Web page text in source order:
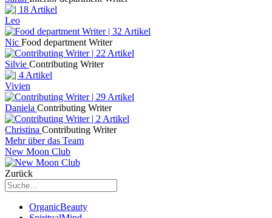
Leo
Nic Food department Writer
Silvie Contributing Writer
Vivien
Daniela Contributing Writer
Christina Contributing Writer
Mehr über das Team
New Moon Club
Zurück
OrganicBeauty